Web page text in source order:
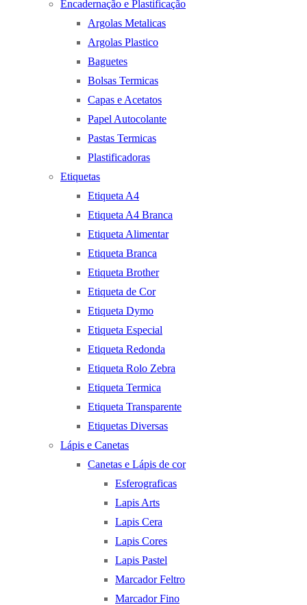
Encadernação e Plastificação
Argolas Metalicas
Argolas Plastico
Baguetes
Bolsas Termicas
Capas e Acetatos
Papel Autocolante
Pastas Termicas
Plastificadoras
Etiquetas
Etiqueta A4
Etiqueta A4 Branca
Etiqueta Alimentar
Etiqueta Branca
Etiqueta Brother
Etiqueta de Cor
Etiqueta Dymo
Etiqueta Especial
Etiqueta Redonda
Etiqueta Rolo Zebra
Etiqueta Termica
Etiqueta Transparente
Etiquetas Diversas
Lápis e Canetas
Canetas e Lápis de cor
Esferograficas
Lapis Arts
Lapis Cera
Lapis Cores
Lapis Pastel
Marcador Feltro
Marcador Fino